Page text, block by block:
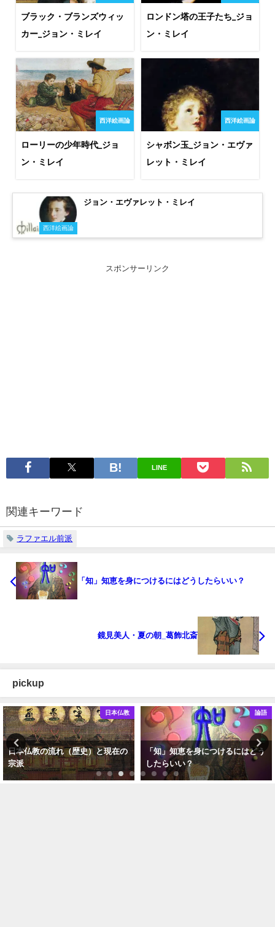
ブラック・ブランズウィッ
カー_ジョン・ミレイ
ロンドン塔の王子たち_ジョ
ン・ミレイ
西洋絵画論
ローリーの少年時代_ジョ
ン・ミレイ
西洋絵画論
シャボン玉_ジョン・エヴァ
レット・ミレイ
西洋絵画論
ジョン・エヴァレット・ミレイ
スポンサーリンク
LINE
関連キーワード
ラファエル前派
「知」知恵を身につけるにはどうしたらいい？
鏡見美人・夏の朝_葛飾北斎
pickup
日本仏教
日本仏教の流れ（歴史）と現在の
宗派
論語
「知」知恵を身につけるにはどう
したらいい？